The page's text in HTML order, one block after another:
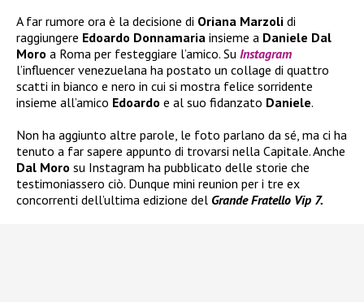
A far rumore ora è la decisione di Oriana Marzoli di
raggiungere Edoardo Donnamaria insieme a Daniele Dal
Moro a Roma per festeggiare l’amico. Su Instagram
l’influencer venezuelana ha postato un collage di quattro
scatti in bianco e nero in cui si mostra felice sorridente
insieme all’amico Edoardo e al suo fidanzato Daniele.
Non ha aggiunto altre parole, le foto parlano da sé, ma ci ha
tenuto a far sapere appunto di trovarsi nella Capitale. Anche
Dal Moro su Instagram ha pubblicato delle storie che
testimoniassero ciò. Dunque mini reunion per i tre ex
concorrenti dell’ultima edizione del Grande Fratello Vip 7.